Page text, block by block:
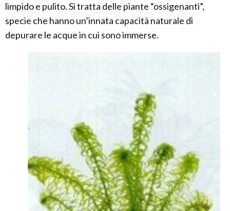
limpido e pulito. Si tratta delle piante “ossigenanti”,
specie che hanno un’innata capacità naturale di
depurare le acque in cui sono immerse.